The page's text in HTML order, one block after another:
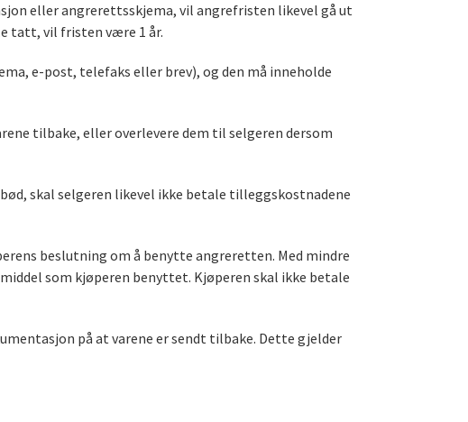
eller angrerettsskjema, vil angrefristen likevel gå ut
tatt, vil fristen være 1 år.
e-post, telefaks eller brev), og den må inneholde
tilbake, eller overlevere dem til selgeren dersom
skal selgeren likevel ikke betale tilleggskostnadene
beslutning om å benytte angreretten. Med mindre
som kjøperen benyttet. Kjøperen skal ikke betale
på at varene er sendt tilbake. Dette gjelder